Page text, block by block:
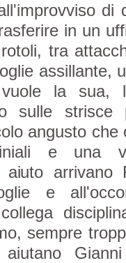
di
in un
tra
assillante,
la sua,
sulle strisce
angusto che
e una
arrivano
e
sempre